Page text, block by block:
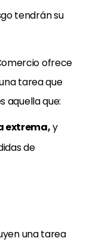
tendrán su
ofrece
tarea que
aquella que:
extrema,y
de
una tarea